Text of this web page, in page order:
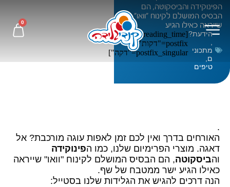
0
הפינוקידה והביסקוטה, הם
הבסיס המושלם לקינוח "וואו"
שייראה כאילו הגיע
הידעת?
מתכוני
ם
טיפים
[rt_reading_time
postfix="דקות"
postfix_singular="דקה"]
.
האורחים בדרך ואין לכם זמן לאפות עוגה מורכבת? אל
דאגה. מוצרי הפרימיום שלנו, כמו הפינוקידה
והביסקוטה, הם הבסיס המושלם לקינוח "וואו" שייראה
כאילו הגיע ישר ממטבח של שף.
הנה דרכים להגיש את הגלידות שלנו בסטייל: